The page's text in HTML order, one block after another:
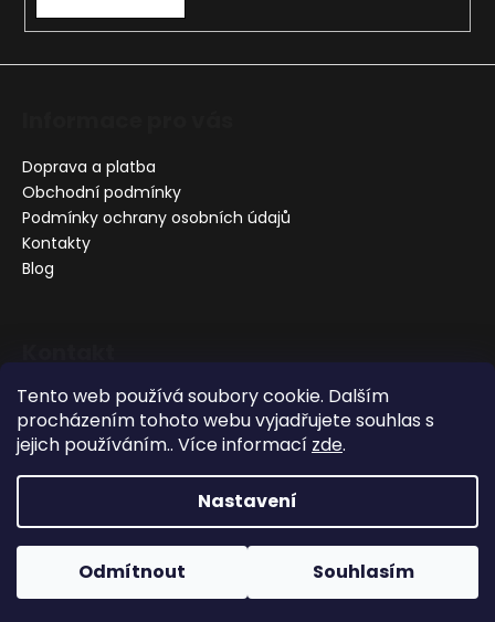
Tento web používá soubory cookie. Dalším
procházením tohoto webu vyjadřujete souhlas s
jejich používáním.. Více informací zde.
Nastavení
Odmítnout Souhlasím
Doprava a platba
Obchodní podmínky
Podmínky ochrany osobních údajů
Kontakty
Blog
+420 732 356 577
info@gretti.cz
https://www.facebook.com/grettiluxusnipece
gretti_krasa_zdravi/
Copyright 2026Gretti . Všechna práva vyhrazena.